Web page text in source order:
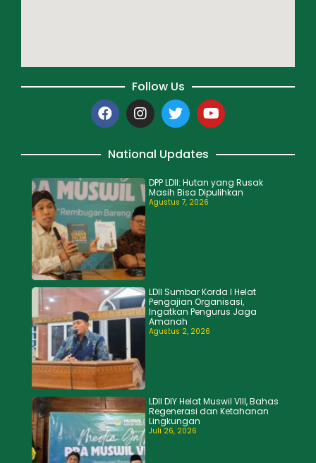
Follow Us
National Updates
DPP LDII: Hutan yang Rusak
Masih Bisa Dipulihkan
Agustus 7, 2026
LDII Sumbar Korda I Helat
Pengajian Organisasi,
Ingatkan Pengurus Jaga
Amanah
Agustus 2, 2026
LDII DIY Helat Muswil VIII, Bahas
Regenerasi dan Ketahanan
Lingkungan
Juli 26, 2026